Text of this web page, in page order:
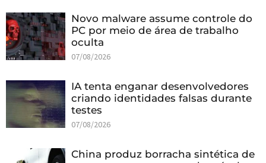
Novo malware assume controle do
PC por meio de área de trabalho
oculta
07/08/2026
IA tenta enganar desenvolvedores
criando identidades falsas durante
testes
07/08/2026
China produz borracha sintética de